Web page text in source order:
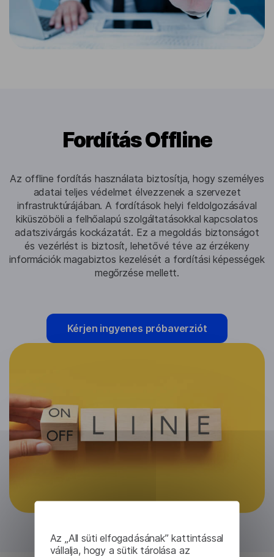
Az „All süti elfogadásának” kattintással
vállalja, hogy a sütik tárolása az
Fordítás Offline
Az offline fordítás használata biztosítja, hogy személyes
adatai teljes védelmet élvezzenek a szervezet
infrastruktúrájában. A fordítások helyi feldolgozásával
kiküszöböli a felhőalapú szolgáltatásokkal kapcsolatos
adatszivárgás kockázatát. Ez a megoldás biztonságot
és vezérlést is biztosít, lehetővé téve az érzékeny
információk magabiztos kezelését a fordítási képességek
megőrzése mellett.
Kérjen ingyenes próbaverziót